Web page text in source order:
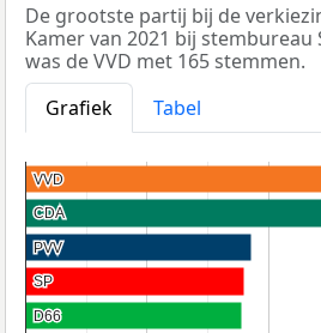
De grootste partij bij de
Kamer van 2021 bij stembureau
was de VVD met 165 stemmen.
Grafiek
Tabel
VVD
VVD
CDA
CDA
PVV
PVV
SP
SP
D66
D66